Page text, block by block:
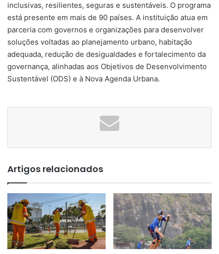
inclusivas, resilientes, seguras e sustentáveis. O programa
está presente em mais de 90 países. A instituição atua em
parceria com governos e organizações para desenvolver
soluções voltadas ao planejamento urbano, habitação
adequada, redução de desigualdades e fortalecimento da
governança, alinhadas aos Objetivos de Desenvolvimento
Sustentável (ODS) e à Nova Agenda Urbana.
Artigos relacionados